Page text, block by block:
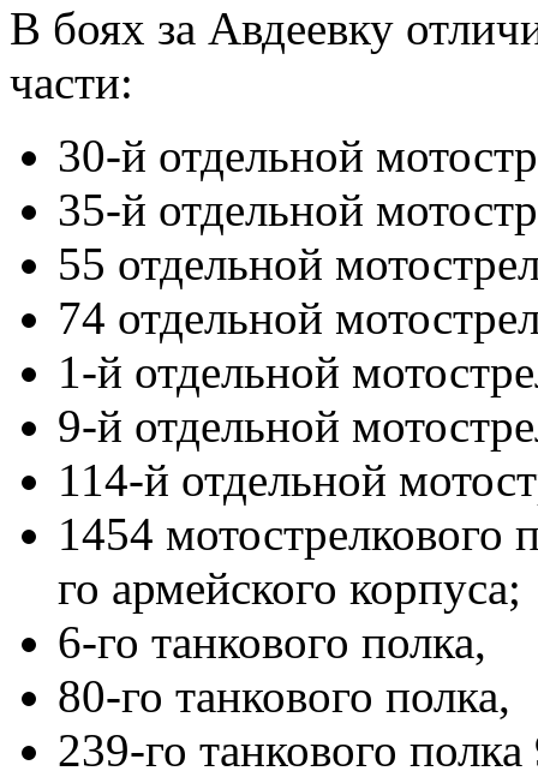
В боях за Авдеевку
части:
30-й отдельной
35-й отдельной
55 отдельной
74 отдельной
1-й отдельной
9-й отдельной
114-й отдельной
1454 мотострелкового
го армейского корпуса;
6-го танкового полка,
80-го танкового полка,
239-го танкового